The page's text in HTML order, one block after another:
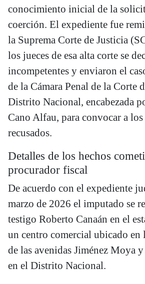
conocimiento inicial de la
coerción. El expediente fue
la Suprema Corte de Justicia
los jueces de esa alta corte se
incompetentes y enviaron el
de la Cámara Penal de la Corte
Distrito Nacional, encabezada
Cano Alfau, para convocar a
recusados.
Detalles de los hechos
procurador fiscal
De acuerdo con el expediente
marzo de 2026 el imputado se
testigo Roberto Canaán en el
un centro comercial ubicado en
de las avenidas Jiménez Moya
en el Distrito Nacional.